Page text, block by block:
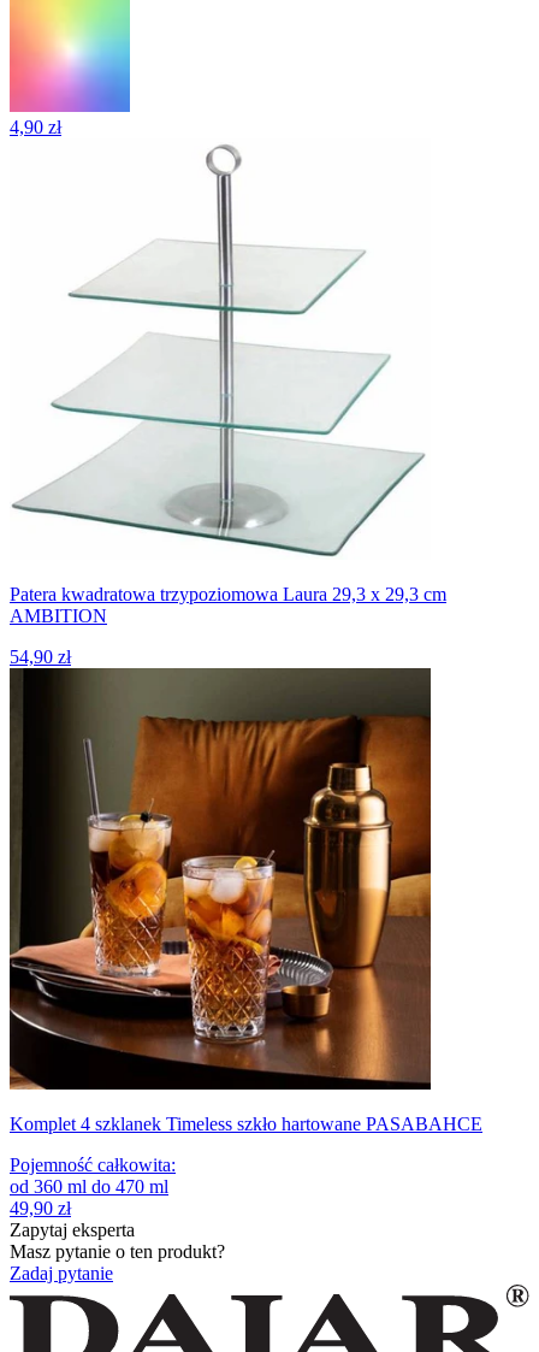
4,90 zł
Patera kwadratowa trzypoziomowa Laura 29,3 x 29,3 cm
AMBITION
54,90 zł
Komplet 4 szklanek Timeless szkło hartowane PASABAHCE
Pojemność całkowita:
od 360 ml do 470 ml
49,90 zł
Zapytaj eksperta
Masz pytanie o ten produkt?
Zadaj pytanie